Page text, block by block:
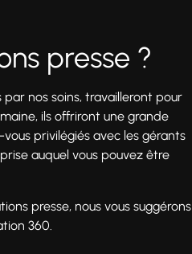
presse ?
nos soins, travailleront pour
ils offriront une grande
privilégiés avec les gérants
auquel vous pouvez être
presse, nous vous suggérons
360.